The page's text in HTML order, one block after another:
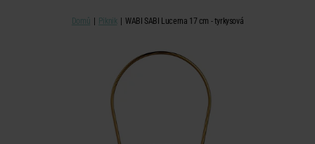
Domů Piknik WABI SABI Lucerna 17 cm - tyrkysová